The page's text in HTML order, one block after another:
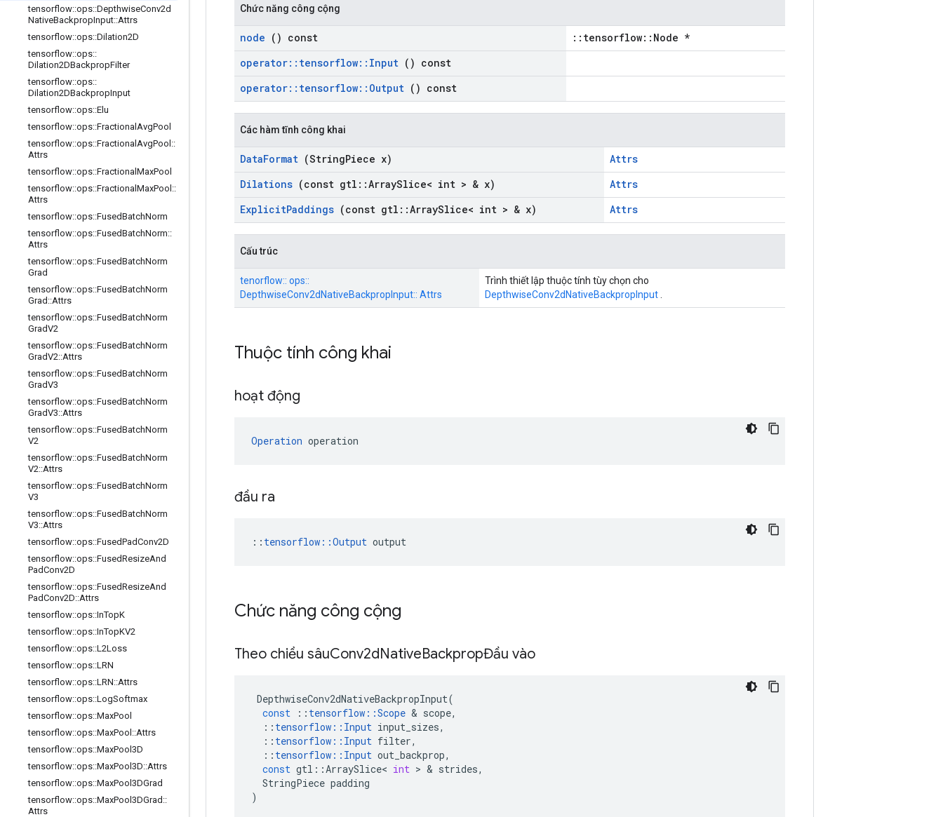
tensorflow::ops::DepthwiseConv2d
NativeBackpropInput::Attrs
tensorflow::ops::Dilation2D
tensorflow::ops::
Dilation2DBackpropFilter
tensorflow::ops::
Dilation2DBackpropInput
tensorflow::ops::Elu
tensorflow::ops::Fractional AvgPool
tensorflow::ops::Fractional AvgPool ::
Attrs
tensorflow::ops::Fractional MaxPool
tensorflow::ops::Fractional MaxPool ::
Attrs
tensorflow::ops::FusedBatchNorm
tensorflow::ops::FusedBatchNorm::
Attrs
tensorflow::ops::FusedBatchNorm
Grad
tensorflow::ops::FusedBatchNorm
Grad ::Attrs
tensorflow::ops::FusedBatchNorm
GradV2
tensorflow::ops::FusedBatchNorm
GradV2::Attrs
tensorflow::ops::FusedBatchNorm
GradV3
tensorflow::ops::FusedBatchNorm
GradV3::Attrs
tensorflow::ops::FusedBatchNorm
V2
tensorflow::ops::FusedBatchNorm
V2::Attrs
tensorflow::ops::FusedBatchNorm
V3
tensorflow::ops::FusedBatchNorm
V3::Attrs
tensorflow::ops::FusedPadConv2D
tensorflow::ops::FusedResizeAnd
PadConv2D
tensorflow::ops::FusedResizeAnd
PadConv2D::Attrs
tensorflow::ops::InTopK
tensorflow::ops::InTopKV2
tensorflow::ops::L2Loss
tensorflow::ops::LRN
tensorflow::ops::LRN::Attrs
tensorflow::ops::LogSoftmax
tensorflow::ops::MaxPool
tensorflow::ops::MaxPool ::Attrs
tensorflow::ops::MaxPool3D
tensorflow::ops::MaxPool3D::Attrs
tensorflow::ops::MaxPool3DGrad
tensorflow::ops::MaxPool3DGrad ::
Attrs
Chức năng công cộng
node () const
::tensorflow::Node *
operator:: tensorflow:: Input () const
operator:: tensorflow:: Output () const
Các hàm tĩnh công khai
DataFormat (StringPiece x)
Attrs
Dilations (const gtl ::ArraySlice< int > & x)
Attrs
ExplicitPaddings (const gtl ::ArraySlice< int > & x) Attrs
Cấu trúc
tenorflow:: ops::
DepthwiseConv2dNativeBackpropInput:: Attrs
Trình thiết lập thuộc tính tùy chọn cho
DepthwiseConv2dNativeBackpropInput
Thuộc tính công khai
hoạt động
Operation operation
đầu ra
:: tensorflow::Output output
Chức năng công cộng
Theo chiều sâuConv2dNativeBackpropĐầu vào
DepthwiseConv2dNativeBackpropInput(
const
:: tensorflow ::Scope & scope,
:: tensorflow :: Input input_sizes,
:: tensorflow :: Input filter,
:: tensorflow :: Input out_backprop,
const gtl ::ArraySlice< int > & strides,
StringPiece padding
)